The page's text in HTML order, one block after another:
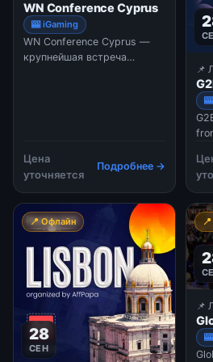
WN Conference Cyprus
🎰 iGaming
WN Conference Cyprus —
крупнейшая встреча
году организаторы делают
упор на приватное общение
и живые дискуссии. Глав
Цена
уточняется
Подробнее →
📌
to
is
📍 Офлайн
28
СЕН
📌